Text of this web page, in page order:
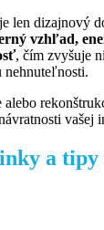
len dizajnový
vzhľad,
, čím zvyšuje
nehnuteľnosti.
vašej
a tipy